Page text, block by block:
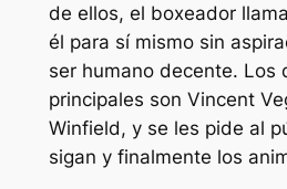
de ellos, el boxeador
él para sí mismo sin
ser humano decente. Los
principales son Vincent
Winfield, y se les pide al
sigan y finalmente los